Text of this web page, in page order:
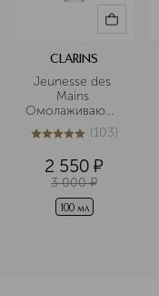
CLARINS
Jeunesse des
Mains
Омолаживающий
крем для рук
5из 5103 (103)
2 550 ¤
3 000 ¤
100 мл